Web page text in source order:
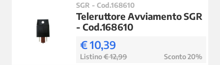
SGR - Cod.168610
Teleruttore Avviamento SGR
- Cod.168610
€ 10,39
Listino€ 12,99 Sconto 20%